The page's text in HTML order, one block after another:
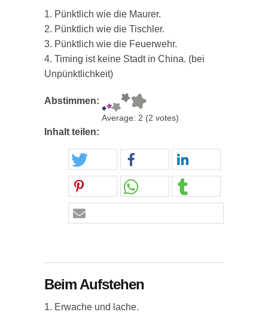
1. Pünktlich wie die Maurer.
2. Pünktlich wie die Tischler.
3. Pünktlich wie die Feuerwehr.
4. Timing ist keine Stadt in China. (bei
Unpünktlichkeit)
Abstimmen:
Average: 2 (2 votes)
Inhalt teilen:
Beim Aufstehen
1. Erwache und lache.